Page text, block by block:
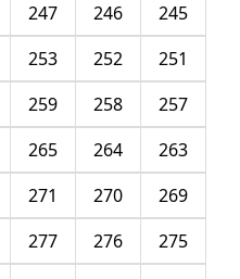
245
246
247
251
252
253
257
258
259
263
264
265
269
270
271
275
276
277